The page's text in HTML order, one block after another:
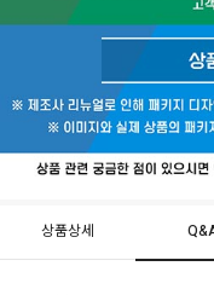
상품상세